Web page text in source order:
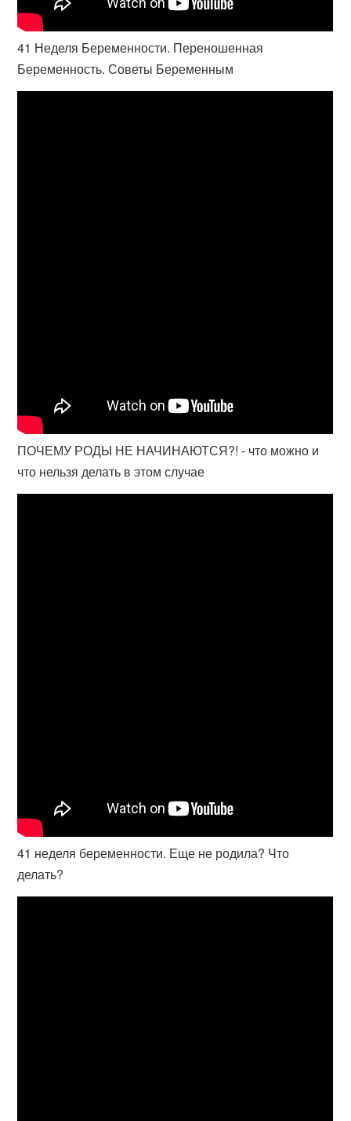
41 Неделя Беременности. Переношенная
Беременность. Советы Беременным
ПОЧЕМУ РОДЫ НЕ НАЧИНАЮТСЯ?! - что можно и
что нельзя делать в этом случае
41 неделя беременности. Еще не родила? Что
делать?